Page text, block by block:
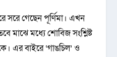
সরে গেছেন পূর্ণিমা। এখন
মাঝে মধ্যে শোবিজ সংশ্লিষ্ট
এর বাইরে ‘গাঙচিল’ ও